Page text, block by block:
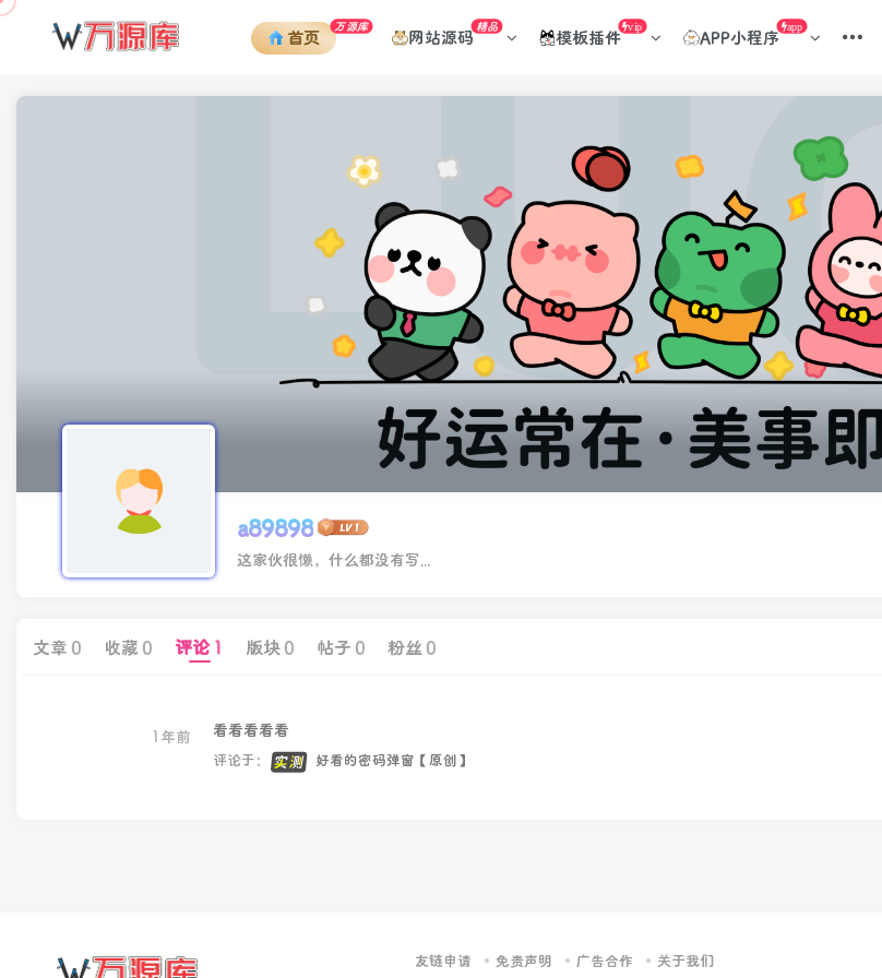
首页
万源库
网站源码
精品
模板插件 vip APP小程序 app
a89898
这家伙很懒，什么都没有写...
文章 0 收藏 0 评论 1 版块0 帖子 0 粉丝 0
1年前 看看看看看
评论于： 好看的密码弹窗【原创】
友链申请 免责声明 广告合作 关于我们